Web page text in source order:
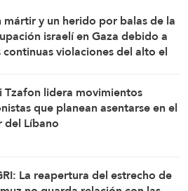
mártir y un herido por balas de la
israelí en Gaza debido a
continuas violaciones del alto el
Tzafon lidera movimientos
que planean asentarse en el
del Líbano
La reapertura del estrecho de